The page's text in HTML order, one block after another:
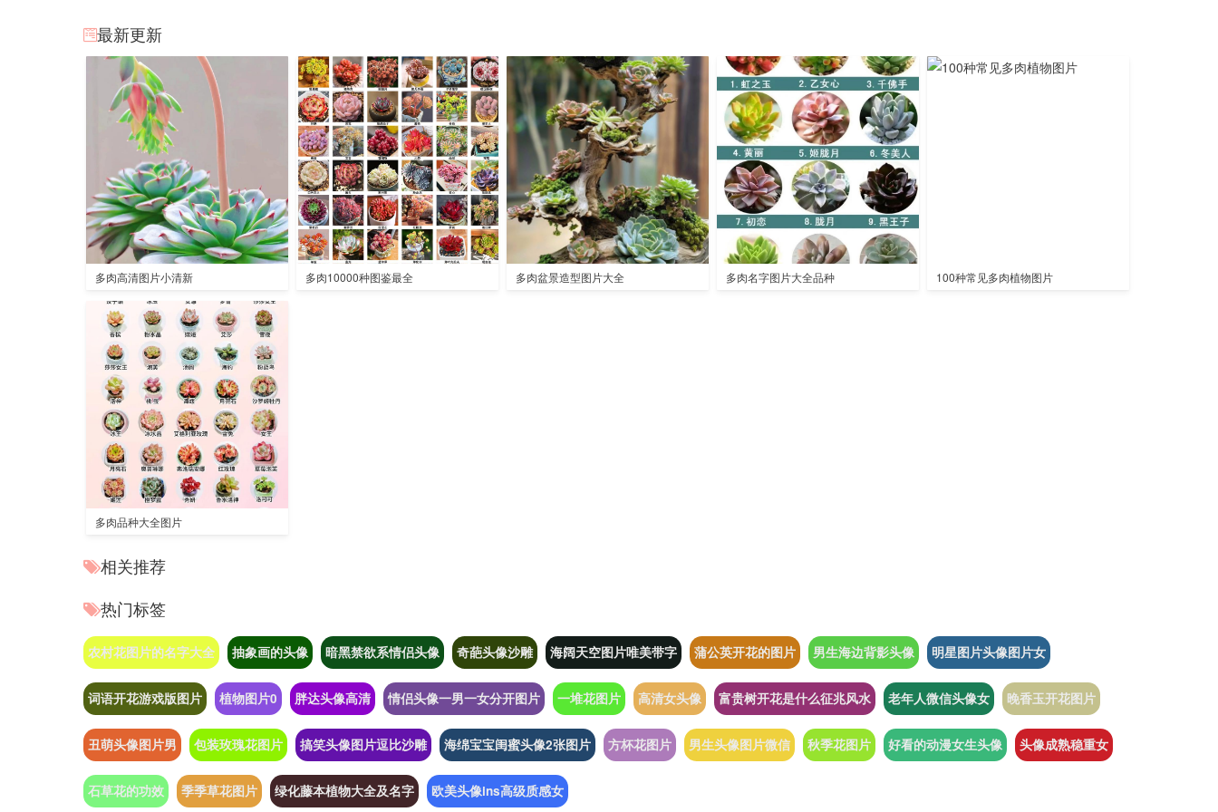
最新更新
多肉高清图片小清新 多肉10000种图鉴最全 多肉盆景造型图片大全 多肉名字图片大全品种 100种常见多肉植物图片
多肉品种大全图片
相关推荐
热门标签
农村花图片的名字大全 抽象画的头像 暗黑禁欲系情侣头像 奇葩头像沙雕 海阔天空图片唯美带字 蒲公英开花的图片 男生海边背影头像 明星图片头像图片女
词语开花游戏版图片 植物图片0 胖达头像高清 情侣头像一男一女分开图片 一堆花图片 高清女头像 富贵树开花是什么征兆风水 老年人微信头像女 晚香玉开花图片
丑萌头像图片男 包装玫瑰花图片 搞笑头像图片逗比沙雕 海绵宝宝闺蜜头像2张图片 方杯花图片 男生头像图片微信 秋季花图片 好看的动漫女生头像 头像成熟稳重女
石草花的功效 季季草花图片 绿化藤本植物大全及名字 欧美头像ins高级质感女